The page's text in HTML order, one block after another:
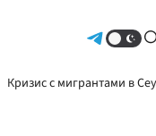
Кризис с мигрантами в